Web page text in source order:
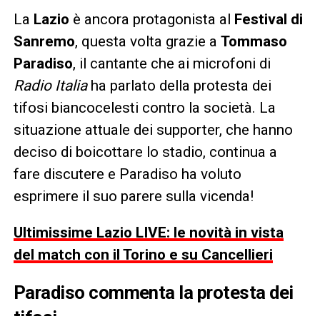
La Lazio è ancora protagonista al Festival di
Sanremo, questa volta grazie a Tommaso
Paradiso, il cantante che ai microfoni di
Radio Italiaha parlato della protesta dei
tifosi biancocelesti contro la società. La
situazione attuale dei supporter, che hanno
deciso di boicottare lo stadio, continua a
fare discutere e Paradiso ha voluto
esprimere il suo parere sulla vicenda!
Ultimissime Lazio LIVE: le novità in vista
del match con il Torino e su Cancellieri
Paradiso commenta la protesta dei